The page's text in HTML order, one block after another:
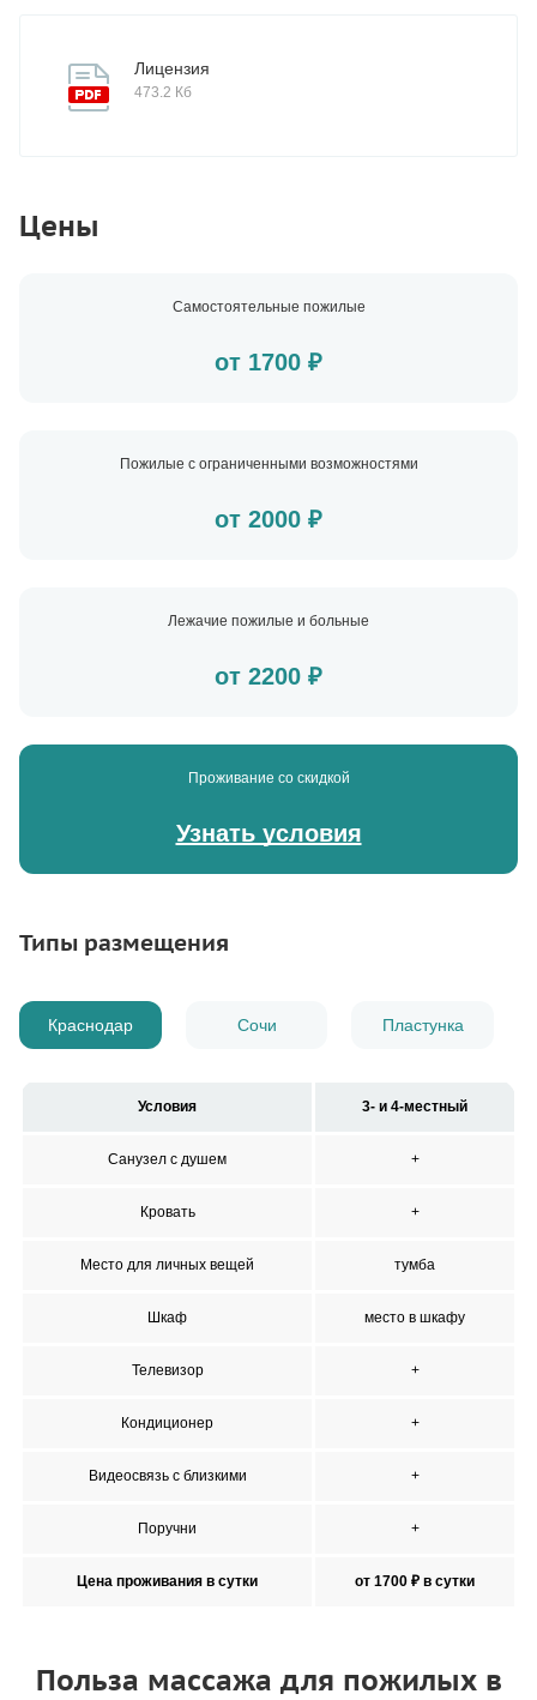
Лицензия
473.2 Кб
Цены
Самостоятельные пожилые
от 1700 ₽
Пожилые с ограниченными возможностями
от 2000 ₽
Лежачие пожилые и больные
от 2200 ₽
Проживание со скидкой
Узнать условия
Типы размещения
Краснодар Сочи Пластунка
Условия 3- и 4-местный
Санузел с душем +
Кровать +
Место для личных вещей тумба
Шкаф место в шкафу
Телевизор +
Кондиционер +
Видеосвязь с близкими +
Поручни +
Цена проживания в сутки от 1700 ₽ в сутки
Польза массажа для пожилых в